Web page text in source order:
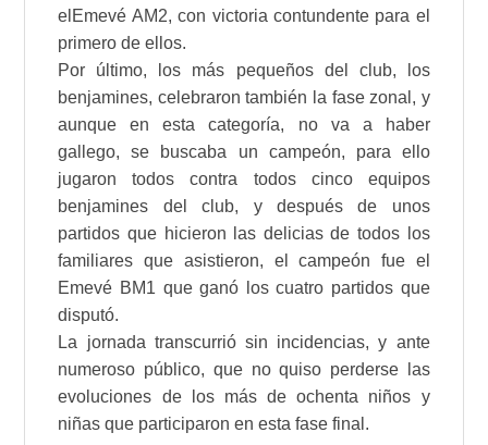
elEmevé AM2, con victoria contundente para el
primero de ellos.
Por último, los más pequeños del club, los
benjamines, celebraron también la fase zonal, y
aunque en esta categoría, no va a haber
gallego, se buscaba un campeón, para ello
jugaron todos contra todos cinco equipos
benjamines del club, y después de unos
partidos que hicieron las delicias de todos los
familiares que asistieron, el campeón fue el
Emevé BM1 que ganó los cuatro partidos que
disputó.
La jornada transcurrió sin incidencias, y ante
numeroso público, que no quiso perderse las
evoluciones de los más de ochenta niños y
niñas que participaron en esta fase final.